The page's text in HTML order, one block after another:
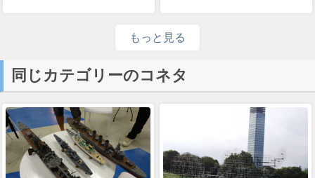
もっと見る
同じカテゴリーのコネタ